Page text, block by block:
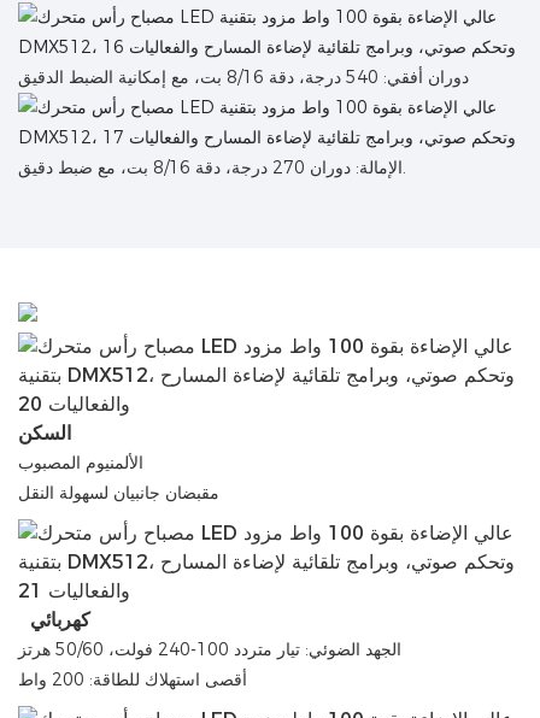
دوران أفقي: 540 درجة، دقة 8/16 بت، مع إمكانية الضبط الدقيق
الإمالة: دوران 270 درجة، دقة 8/16 بت، مع ضبط دقيق.
السكن
الألمنيوم المصبوب
مقبضان جانبيان لسهولة النقل
كهربائي
الجهد الضوئي: تيار متردد 100-240 فولت، 50/60 هرتز
أقصى استهلاك للطاقة: 200 واط